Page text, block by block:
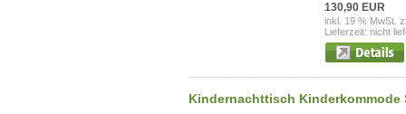
130,90 EUR
inkl. 19 % MwSt.
Lieferzeit: nicht
Kindernachttisch